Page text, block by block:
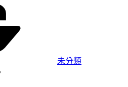
未分類